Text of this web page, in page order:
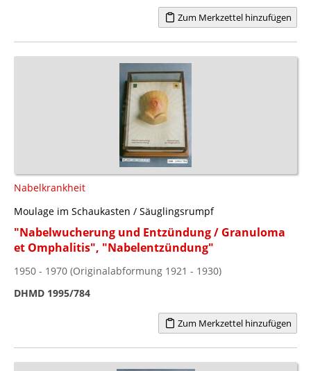
Zum Merkzettel hinzufügen
Nabelkrankheit
Moulage im Schaukasten / Säuglingsrumpf
"Nabelwucherung und Entzündung / Granuloma
et Omphalitis", "Nabelentzündung"
1950 - 1970 (Originalabformung 1921 - 1930)
DHMD 1995/784
Zum Merkzettel hinzufügen